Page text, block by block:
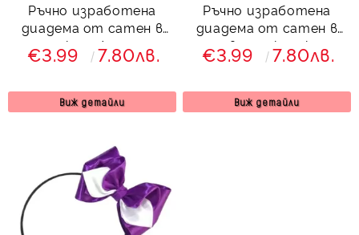
Ръчно изработена
диадема от сатен в
тюркоаз/мента
€3.99 7.80лв.
Виж детайли
Ръчно изработена
диадема от сатен в
лилаво от колекция
Лилавина
€3.99 7.80лв.
Виж детайли